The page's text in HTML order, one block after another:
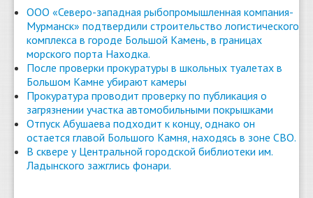
ООО «Северо-западная рыбопромышленная компания-
Мурманск» подтвердили строительство логистического
комплекса в городе Большой Камень, в границах
морского порта Находка.
После проверки прокуратуры в школьных туалетах в
Большом Камне убирают камеры
Прокуратура проводит проверку по публикация о
загрязнении участка автомобильными покрышками
Отпуск Абушаева подходит к концу, однако он
остается главой Большого Камня, находясь в зоне СВО.
В сквере у Центральной городской библиотеки им.
Ладынского зажглись фонари.